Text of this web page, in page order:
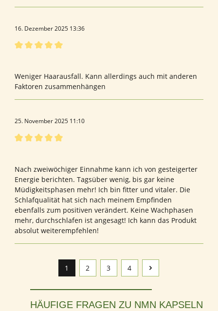
16. Dezember 2025 13:36
Weniger Haarausfall. Kann allerdings auch mit anderen
Faktoren zusammenhängen
25. November 2025 11:10
Nach zweiwöchiger Einnahme kann ich von gesteigerter
Energie berichten. Tagsüber wenig, bis gar keine
Müdigkeitsphasen mehr! Ich bin fitter und vitaler. Die
Schlafqualität hat sich nach meinem Empfinden
ebenfalls zum positiven verändert. Keine Wachphasen
mehr, durchschlafen ist angesagt! Ich kann das Produkt
absolut weiterempfehlen!
Seite
1 Seite
2 Seite
3 Seite
4
HÄUFIGE FRAGEN ZU NMN KAPSELN